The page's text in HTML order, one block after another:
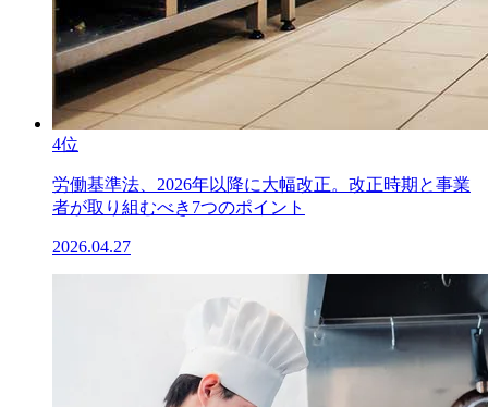
4位
労働基準法、2026年以降に大幅改正。改正時期と事業
者が取り組むべき7つのポイント
2026.04.27